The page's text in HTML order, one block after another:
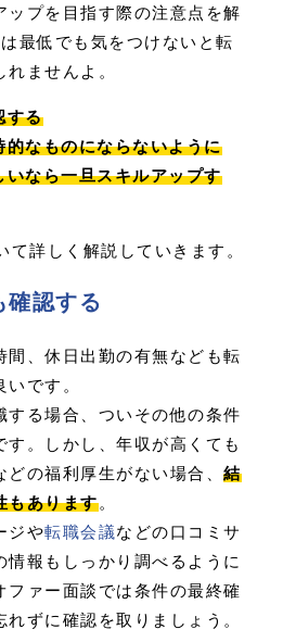
ップを目指す際の注意点を解
最低でも気をつけないと転
ませんよ。
する
なものにならないように
なら一旦スキルアップす
て詳しく解説していきます。
認する
間、休日出勤の有無なども転
です。
する場合、ついその他の条件
す。しかし、年収が高くても
の福利厚生がない場合、 結
もあります。
ジや転職会議などの口コミサ
情報もしっかり調べるように
ファー面談では条件の最終確
ずに確認を取りましょう。